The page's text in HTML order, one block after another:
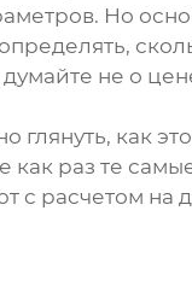
Но
думайте не о
глянуть, как
как раз те
с расчетом на